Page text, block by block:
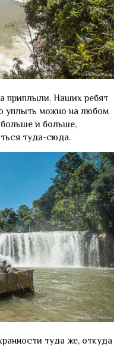
приплыли. Наших ребят
уплыть можно на любом
больше и больше,
туда-сюда.
туда же, откуда